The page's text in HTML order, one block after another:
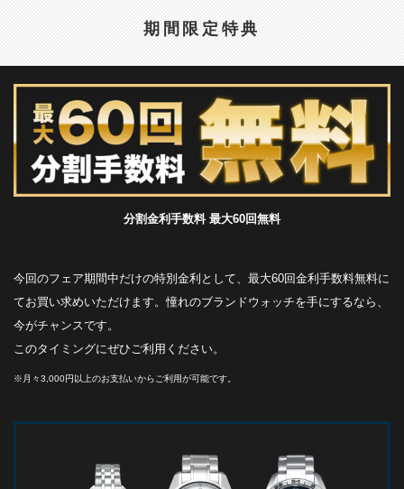
期間限定特典
分割金利手数料 最大60回無料
今回のフェア期間中だけの特別金利として、最大60回金利手数料無料に
てお買い求めいただけます。憧れのブランドウォッチを手にするなら、
今がチャンスです。
このタイミングにぜひご利用ください。
※月々3,000円以上のお支払いからご利用が可能です。